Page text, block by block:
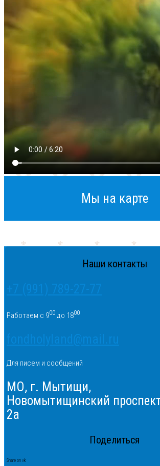
Мы на карте
Наши контакты
+7 (991) 789-27-77
Работаем с 900 до 1800
fondholyland@mail.ru
Для писем и сообщений
МО, г. Мытищи,
Новомытищинский
2а
Поделиться
Share on vk